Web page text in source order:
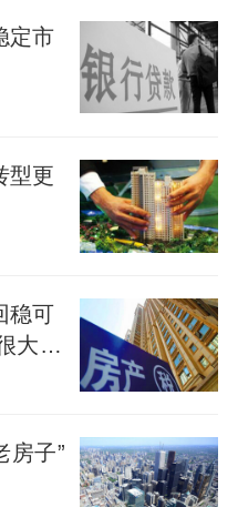
定市
型更
稳可
大潜
房子”